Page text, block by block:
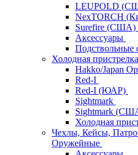
LEUPOLD
NexTORCH
Surefire (США)
Аксессуары
Подствольные
Холодная
Hakko/Japan
Red-I
Red-I (ЮАР)
Sightmark
Sightmark
Холодная
Чехлы, Кейсы,
Оружейные